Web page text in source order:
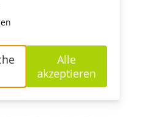
Ticket bestellt
Alle
akzeptieren